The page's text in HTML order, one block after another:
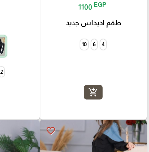
1100 EGP
طقم اديداس جديد
4
6
10
add_shopping_cart
2
favorite_border